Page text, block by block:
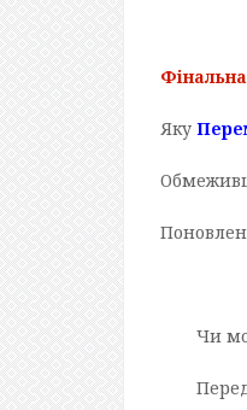
Яку
Чи